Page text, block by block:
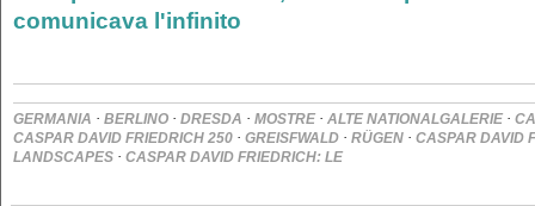
comunicava l'infinito
GERMANIA · BERLINO · DRESDA · MOSTRE · ALTE NATIONALGALERIE ·
CASPAR DAVID FRIEDRICH 250 · GREISFWALD · RÜGEN · CASPAR DAVID
LANDSCAPES · CASPAR DAVID FRIEDRICH: LE